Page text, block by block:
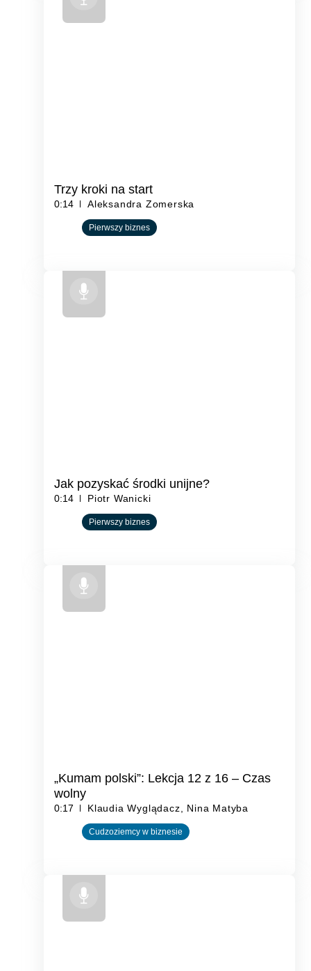
Trzy kroki na start
0:14 Aleksandra Zomerska
Pierwszy biznes
Jak pozyskać środki unijne?
0:14 Piotr Wanicki
Pierwszy biznes
„Kumam polski”: Lekcja 12 z 16 – Czas
wolny
0:17 Klaudia Wyglądacz, Nina Matyba
Cudzoziemcy w biznesie